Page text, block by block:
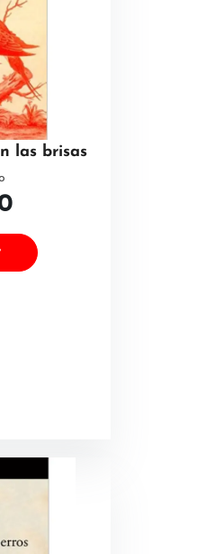
las brisas